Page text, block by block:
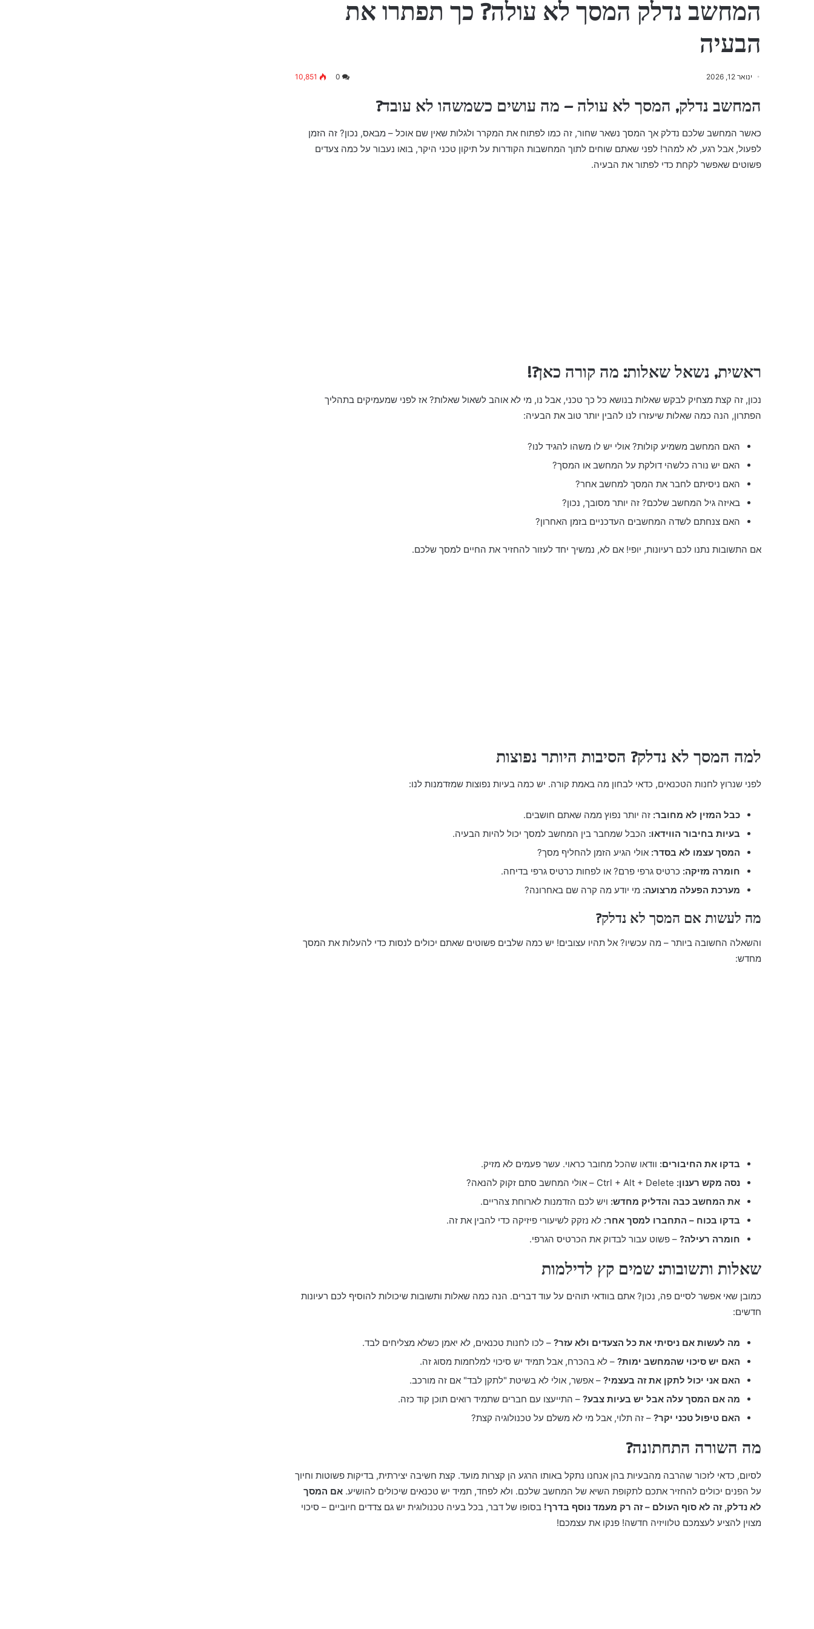
המחשב נדלק המסך לא עולה? כך תפתרו את
הבעיה
ינואר 12, 2026 0
10,851
המחשב נדלק, המסך לא עולה – מה עושים כשמשהו לא עובד?
כאשר המחשב שלכם נדלק אך המסך נשאר שחור, זה כמו לפתוח את המקרר ולגלות שאין שם אוכל – מבאס, נכון? זה הזמן
לפעול, אבל רגע, לא למהר! לפני שאתם שוחים לתוך המחשבות הקודרות על תיקון טכני היקר, בואו נעבור על כמה צעדים
פשוטים שאפשר לקחת כדי לפתור את הבעיה.
ראשית, נשאל שאלות: מה קורה כאן?!
נכון, זה קצת מצחיק לבקש שאלות בנושא כל כך טכני, אבל נו, מי לא אוהב לשאול שאלות? אז לפני שמעמיקים בתהליך
הפתרון, הנה כמה שאלות שיעזרו לנו להבין יותר טוב את הבעיה:
האם המחשב משמיע קולות? אולי יש לו משהו להגיד לנו?
האם יש נורה כלשהי דולקת על המחשב או המסך?
האם ניסיתם לחבר את המסך למחשב אחר?
באיזה גיל המחשב שלכם? זה יותר מסובך, נכון?
האם צנחתם לשדה המחשבים העדכניים בזמן האחרון?
אם התשובות נתנו לכם רעיונות, יופי! אם לא, נמשיך יחד לעזור להחזיר את החיים למסך שלכם.
למה המסך לא נדלק? הסיבות היותר נפוצות
לפני שנרוץ לחנות הטכנאים, כדאי לבחון מה באמת קורה. יש כמה בעיות נפוצות שמזדמנות לנו:
כבל המזין לא מחובר: זה יותר נפוץ ממה שאתם חושבים.
בעיות בחיבור הווידאו: הכבל שמחבר בין המחשב למסך יכול להיות הבעיה.
המסך עצמו לא בסדר: אולי הגיע הזמן להחליף מסך?
חומרה מזיקה: כרטיס גרפי פרם? או לפחות כרטיס גרפי בדיחה.
מערכת הפעלה מרצועה: מי יודע מה קרה שם באחרונה?
מה לעשות אם המסך לא נדלק?
והשאלה החשובה ביותר – מה עכשיו? אל תהיו עצובים! יש כמה שלבים פשוטים שאתם יכולים לנסות כדי להעלות את המסך
מחדש:
בדקו את החיבורים: וודאו שהכל מחובר כראוי. עשר פעמים לא מזיק.
נסה מקש רענון:
את המחשב כבה והדליק מחדש: ויש לכם הזדמנות לארוחת צהריים.
בדקו בכוח – התחברו למסך אחר: לא נזקק לשיעורי פיזיקה כדי להבין את זה.
חומרה רעילה? – פשוט עבור לבדוק את הכרטיס הגרפי.
שאלות ותשובות: שמים קץ לדילמות
כמובן שאי אפשר לסיים פה, נכון? אתם בוודאי תוהים על עוד דברים. הנה כמה שאלות ותשובות שיכולות להוסיף לכם רעיונות
חדשים:
מה לעשות אם ניסיתי את כל הצעדים ולא עזר? – לכו לחנות טכנאים, לא יאמן כשלא מצליחים לבד.
האם יש סיכוי שהמחשב ימות? – לא בהכרח, אבל תמיד יש סיכוי למלחמות מסוג זה.
האם אני יכול לתקן את זה בעצמי? – אפשר, אולי לא בשיטת "לתקן לבד" אם זה מורכב.
מה אם המסך עלה אבל יש בעיות צבע? – התייעצו עם חברים שתמיד רואים תוכן קוד כזה.
האם טיפול טכני יקר? – זה תלוי, אבל מי לא משלם על טכנולוגיה קצת?
מה השורה התחתונה?
לסיום, כדאי לזכור שהרבה מהבעיות בהן אנחנו נתקל באותו הרגע הן קצרות מועד. קצת חשיבה יצירתית, בדיקות פשוטות וחיוך
על הפנים יכולים להחזיר אתכם לתקופת השיא של המחשב שלכם. ולא לפחד, תמיד יש טכנאים שיכולים להושיע. אם המסך
לא נדלק, זה לא סוף העולם – זה רק מעמד נוסף בדרך! בסופו של דבר, בכל בעיה טכנולוגית יש גם צדדים חיוביים – סיכוי
מצוין להציע לעצמכם טלוויזיה חדשה! פנקו את עצמכם!